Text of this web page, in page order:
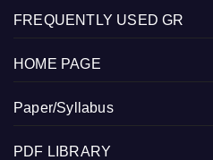
FREQUENTLY USED GR
HOME PAGE
Paper/Syllabus
PDF LIBRARY